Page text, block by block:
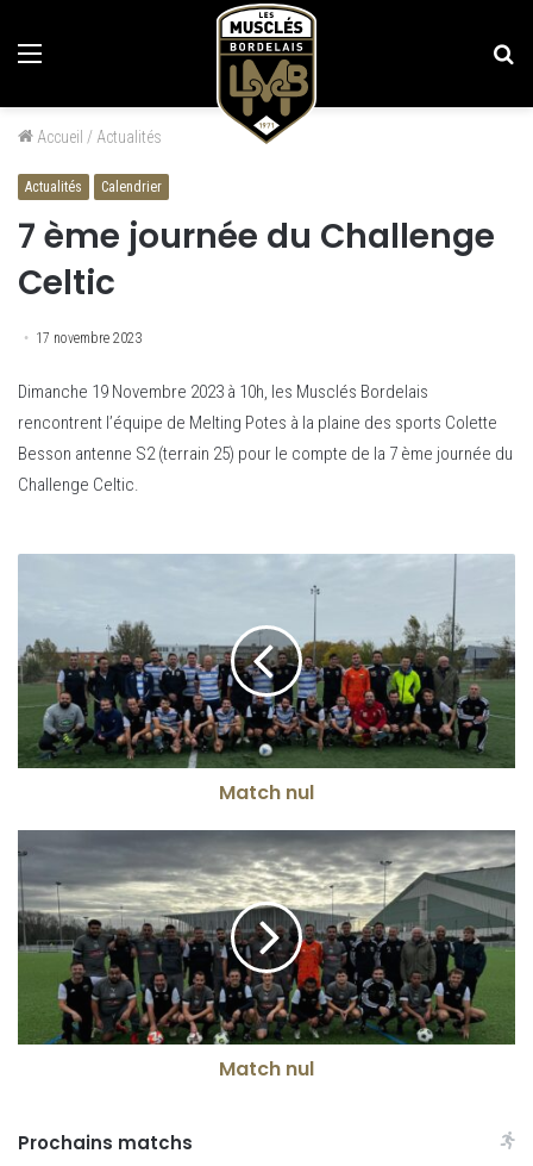
Menu
Accueil / Actualités
Actualités Calendrier
7 ème journée du Challenge
Celtic
17 novembre 2023
Dimanche 19 Novembre 2023 à 10h, les Musclés Bordelais
rencontrent l’équipe de Melting Potes à la plaine des sports Colette
Besson antenne S2 (terrain 25) pour le compte de la 7 ème journée du
Challenge Celtic.
Match nul
Match nul
Prochains matchs